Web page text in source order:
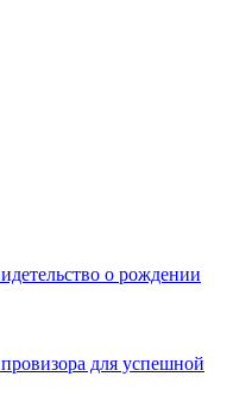
о рождении
для успешной